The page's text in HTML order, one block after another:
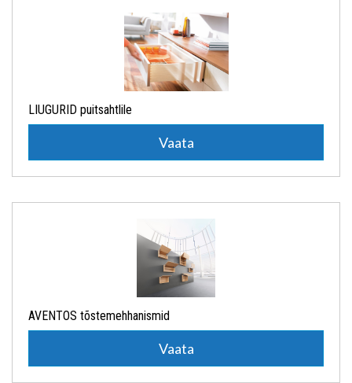
LIUGURID puitsahtlile
Vaata
AVENTOS tõstemehhanismid
Vaata